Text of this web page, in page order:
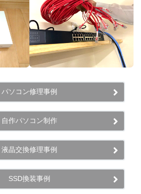
パソコン修理事例
自作パソコン制作
液晶交換修理事例
SSD換装事例